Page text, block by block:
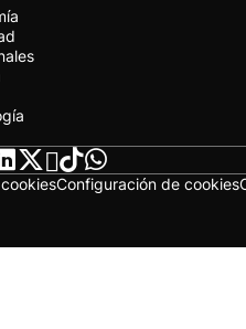
Configuración de cookies